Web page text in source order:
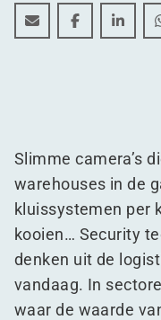
De opmars van
De opmars
De
Slimme camera’s
warehouses in de
kluissystemen per
kooien… Security
denken uit de
vandaag. In
waar de waarde